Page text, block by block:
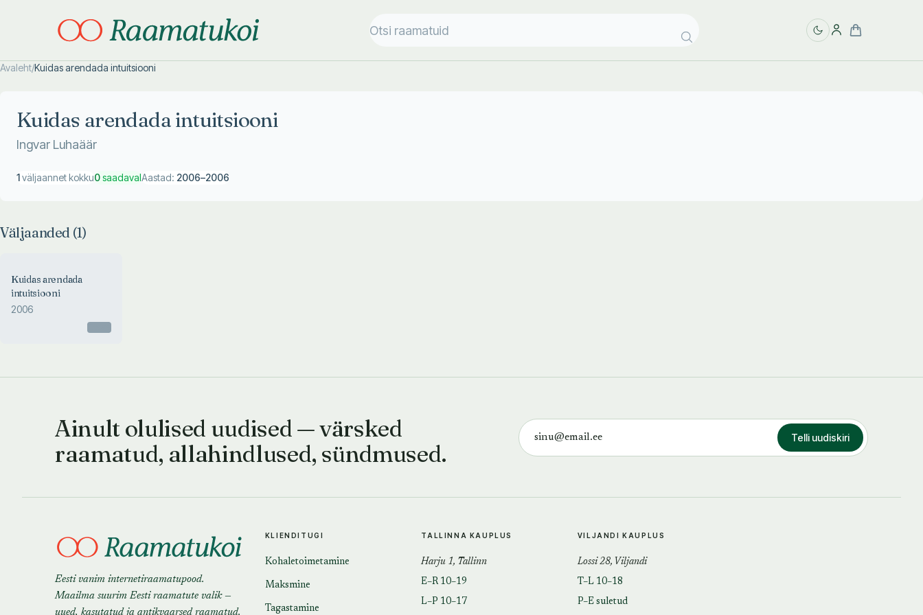
Avaleht/Kuidas arendada intuitsiooni
Kuidas arendada intuitsiooni
Ingvar Luhaäär
1väljaannet kokku0saadavalAastad: 2006–2006
Väljaanded (1)
Kuidas arendada
intuitsiooni
2006
Ainult olulised uudised — värsked
raamatud, allahindlused, sündmused.
Telli uudiskiri
Eesti vanim internetiraamatupood.
Maailma suurim Eesti raamatute valik —
uued, kasutatud ja antikvaarsed raamatud.
KLIENDITUGI
Kohaletoimetamine
Maksmine
Tagastamine
TALLINNA KAUPLUS
Harju 1, Tallinn
E–R 10–19
L–P 10–17
VILJANDI KAUPLUS
Lossi 28, Viljandi
T–L 10–18
P–E suletud